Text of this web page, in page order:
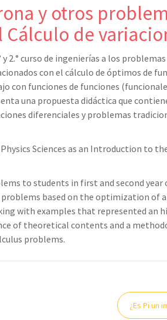
y otros
de
curso de ingenierías a los problemas
con el cálculo de óptimos de
con funciones de funciones
una propuesta didáctica que
diferenciales y problemas
Sciences as an Introduction to
to students in first and second year
based on the optimization of
with examples that represented an
of theoretical contents and a
problems.
¿Es Pi un